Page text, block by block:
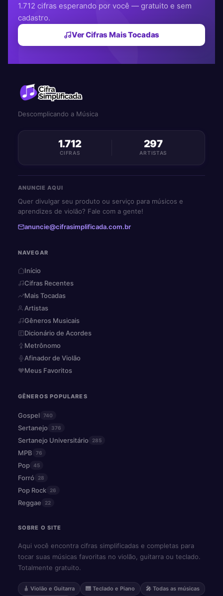
1.712 cifras esperando por você — gratuito e sem
cadastro.
Ver Cifras Mais Tocadas
Descomplicando a Música
1.712
CIFRAS
297
ARTISTAS
ANUNCIE AQUI
Quer divulgar seu produto ou serviço para músicos e
aprendizes de violão? Fale com a gente!
anuncie@cifrasimplificada.com.br
NAVEGAR
Início
Cifras Recentes
Mais Tocadas
Artistas
Gêneros Musicais
Dicionário de Acordes
Metrônomo
Afinador de Violão
Meus Favoritos
GÊNEROS POPULARES
Gospel 740
Sertanejo 376
Sertanejo Universitário 285
MPB 76
Pop 45
Forró 28
Pop Rock 26
Reggae 22
SOBRE O SITE
Aqui você encontra cifras simplificadas e completas para
tocar suas músicas favoritas no violão, guitarra ou teclado.
Totalmente gratuito.
🎸 Violão e Guitarra 🎹 Teclado e Piano 🎤 Todas as músicas